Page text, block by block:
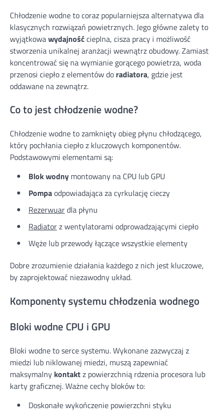
Chłodzenie wodne to coraz popularniejsza alternatywa dla
klasycznych rozwiązań powietrznych. Jego główne zalety to
wyjątkowawydajnośćcieplna, cisza pracy i możliwość
stworzenia unikalnej aranżacji wewnątrz obudowy. Zamiast
koncentrować się na wymianie gorącego powietrza, woda
przenosi ciepło z elementów do radiatora, gdzie jest
oddawane na zewnątrz.
Co to jest chłodzenie wodne?
Chłodzenie wodne to zamknięty obieg płynu chłodzącego,
który pochłania ciepło z kluczowych komponentów.
Podstawowymi elementami są:
Blok wodny montowany na CPU lub GPU
Pompaodpowiadająca za cyrkulację cieczy
Rezerwuardla płynu
Radiatorz wentylatorami odprowadzającymi ciepło
Węże lub przewody łączące wszystkie elementy
Dobre zrozumienie działania każdego z nich jest kluczowe,
by zaprojektować niezawodny układ.
Komponenty systemu chłodzenia wodnego
Bloki wodne CPU i GPU
Bloki wodne to serce systemu. Wykonane zazwyczaj z
miedzi lub niklowanej miedzi, muszą zapewniać
maksymalny kontaktz powierzchnią rdzenia procesora lub
karty graficznej. Ważne cechy bloków to:
Doskonałe wykończenie powierzchni styku